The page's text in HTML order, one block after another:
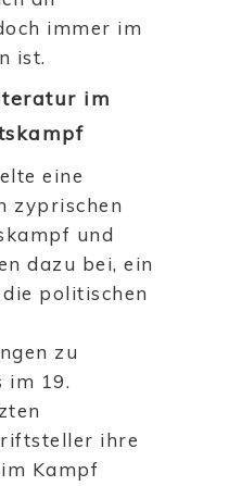
immer im
ist.
im
eine
zyprischen
und
dazu bei, ein
politischen
zu
im 19.
ihre
Kampf